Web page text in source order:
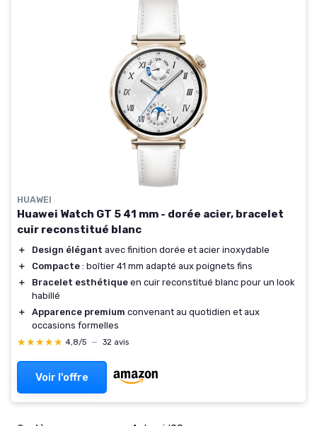
HUAWEI
Huawei Watch GT 5 41 mm - dorée acier, bracelet
cuir reconstitué blanc
＋ Design élégant avec finition dorée et acier inoxydable
＋
Compacte : boîtier 41 mm adapté aux poignets fins
＋
Bracelet esthétique en cuir reconstitué blanc pour un look
habillé
＋
Apparence premium convenant au quotidien et aux
occasions formelles
★★★★★
★★★★★ 4,8/5 — 32 avis
Voir l'offre